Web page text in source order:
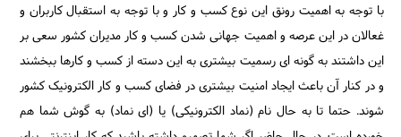
با توجه به اهمیت رونق این نوع کسب و کار و با توجه به استقبال کاربران و
غعالان در این عرصه و اهمیت جهانی شدن کسب و کار مدیران کشور سعی بر
این داشتند به گونه ای رسمیت بیشتری به این دسته از کسب و کارها ببخشند
و در کنار آن باعث ایجاد امنیت بیشتری در فضای کسب و کار الکترونیک کشور
شوند. حتما تا به حال نام (نماد الکترونیکی) یا (ای نماد) به گوش شما هم